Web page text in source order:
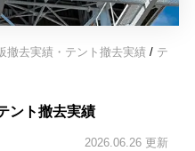
撤去実績・テント撤去実績 / テント
ント撤去実績
2026.06.26 更新